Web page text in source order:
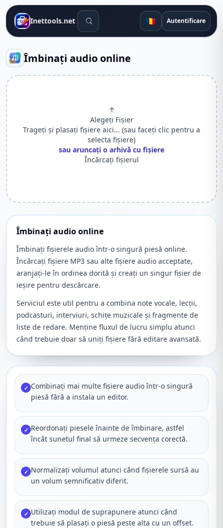
Inettools.net Instrumente de căutare
🇷🇴 Autentificare
Îmbinați audio online
↑
Alegeți Fișier
Trageți și plasați fișiere aici... (sau faceți clic pentru a
selecta fișiere)
sau aruncați o arhivă cu fișiere
Încărcați fișierul
Îmbinați audio online
Îmbinați fișierele audio într-o singură piesă online.
Încărcați fișiere MP3 sau alte fișiere audio acceptate,
aranjați-le în ordinea dorită și creați un singur fișier de
ieșire pentru descărcare.
Serviciul este util pentru a combina note vocale, lecții,
podcasturi, interviuri, schițe muzicale și fragmente de
liste de redare. Menține fluxul de lucru simplu atunci
când trebuie doar să uniți fișiere fără editare avansată.
✓ Combinați mai multe fișiere audio într-o singură
piesă fără a instala un editor.
✓ Reordonați piesele înainte de îmbinare, astfel
încât sunetul final să urmeze secvența corectă.
✓ Normalizați volumul atunci când fișierele sursă au
un volum semnificativ diferit.
✓ Utilizați modul de suprapunere atunci când
trebuie să plasați o piesă peste alta cu un offset.